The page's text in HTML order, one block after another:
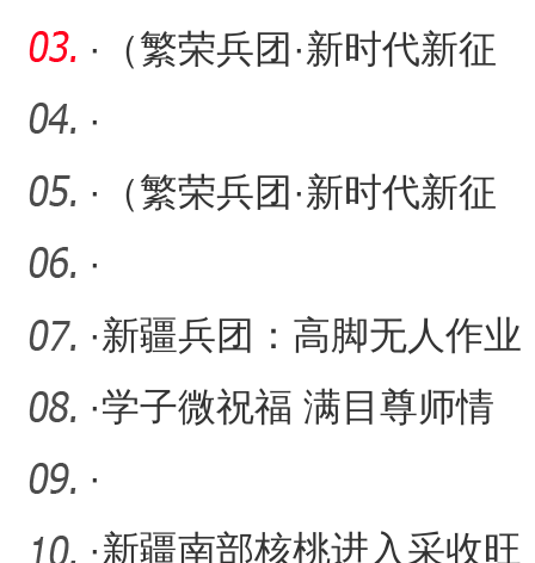
院
生印运亭晋级全国总决赛
·
（繁荣兵团·新时代新征
程）照亮绿色之路，共创
可
·
·
（繁荣兵团·新时代新征
程）40余年守护 让荒山披
绿
·
·新疆兵团：高脚无人作业
机器人进棉田喷施脱叶剂
·学子微祝福 满目尊师情
·
·新疆南部核桃进入采收旺